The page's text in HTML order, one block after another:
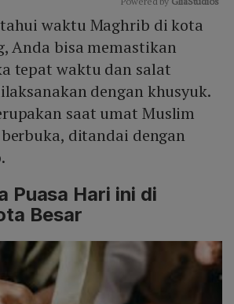
Mute
waktu Maghrib di kota
Anda bisa memastikan
tepat waktu dan salat
dengan khusyuk.
saat umat Muslim
ditandai dengan
Puasa Hari ini di
Besar